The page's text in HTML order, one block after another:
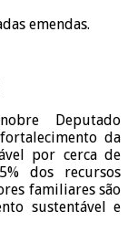
emendas.
Deputado
da
por cerca de
dos recursos
familiares são
sustentável e